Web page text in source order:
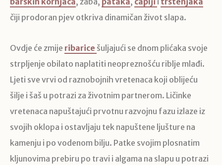
čiji prodoran pjev otkriva dinamičan život slapa.
Ovdje će zmije ribarice šuljajući se dnom plićaka svoje
strpljenje obilato naplatiti neopreznošću riblje mlađi.
Ljeti sve vrvi od raznobojnih vretenaca koji oblijeću
šilje i šaš u potrazi za životnim partnerom. Ličinke
vretenaca napuštajući prvotnu razvojnu fazu izlaze iz
svojih oklopa i ostavljaju tek napuštene ljušture na
kamenju i po vodenom bilju. Patke svojim plosnatim
kljunovima prebiru po travi i algama na slapu u potrazi